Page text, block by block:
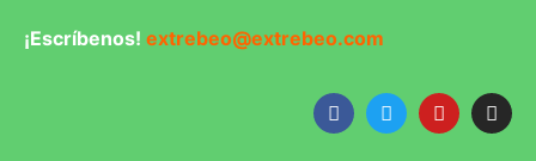
¡Escríbenos! extrebeo@extrebeo.com